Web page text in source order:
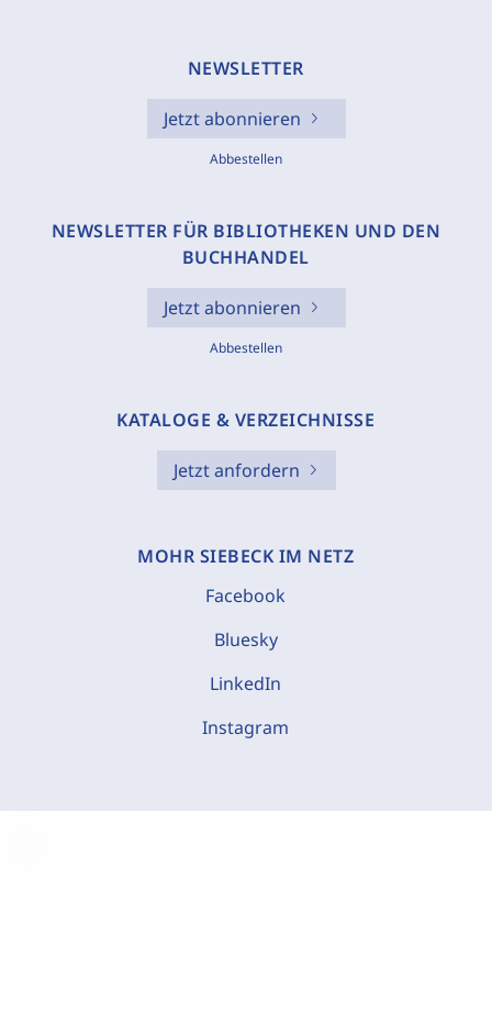
NEWSLETTER
Jetzt abonnieren
Abbestellen
NEWSLETTER FÜR BIBLIOTHEKEN UND DEN
BUCHHANDEL
Jetzt abonnieren
Abbestellen
KATALOGE & VERZEICHNISSE
Jetzt anfordern
MOHR SIEBECK IM NETZ
Facebook
Bluesky
LinkedIn
Instagram